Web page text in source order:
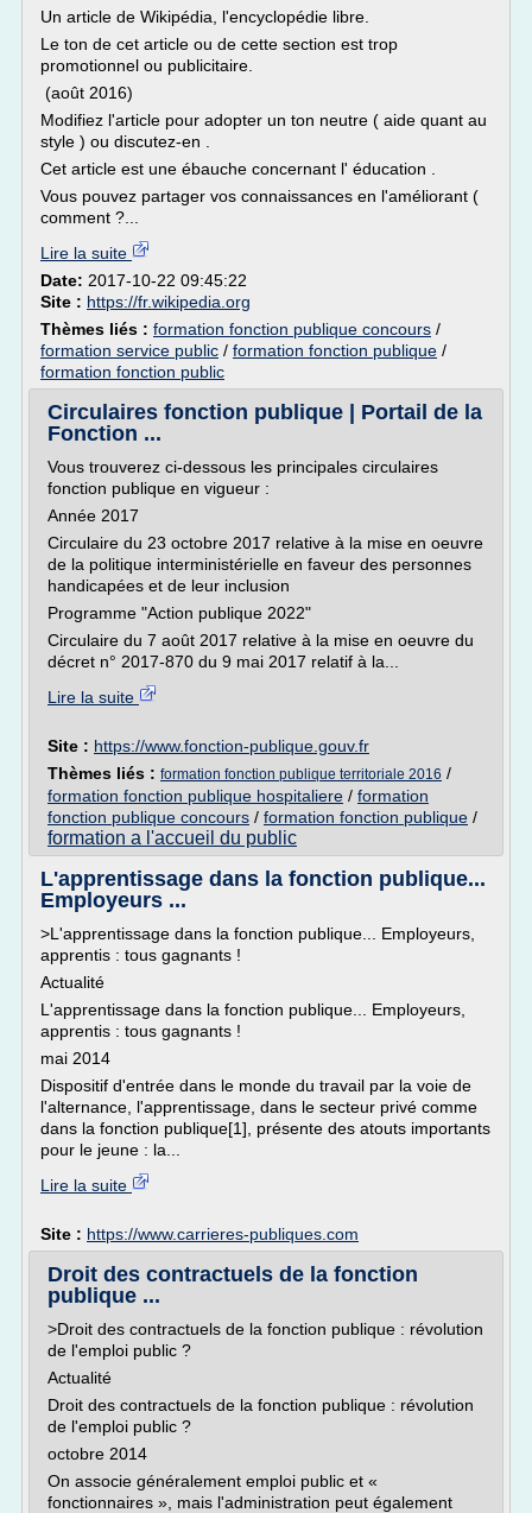
Un article de Wikipédia, l'encyclopédie libre.
Le ton de cet article ou de cette section est trop
promotionnel ou publicitaire.
(août 2016)
Modifiez l'article pour adopter un ton neutre ( aide quant au
style ) ou discutez-en .
Cet article est une ébauche concernant l' éducation .
Vous pouvez partager vos connaissances en l'améliorant (
comment ?...
Lire la suite
Date: 2017-10-22 09:45:22
Site : https://fr.wikipedia.org
Thèmes liés : formation fonction publique concours /
formation service public / formation fonction publique /
formation fonction public
Circulaires fonction publique | Portail de la
Fonction ...
Vous trouverez ci-dessous les principales circulaires
fonction publique en vigueur :
Année 2017
Circulaire du 23 octobre 2017 relative à la mise en oeuvre
de la politique interministérielle en faveur des personnes
handicapées et de leur inclusion
Programme "Action publique 2022"
Circulaire du 7 août 2017 relative à la mise en oeuvre du
décret n° 2017-870 du 9 mai 2017 relatif à la...
Lire la suite
Site : https://www.fonction-publique.gouv.fr
Thèmes liés : formation fonction publique territoriale 2016 /
formation fonction publique hospitaliere / formation
fonction publique concours / formation fonction publique /
formation a l'accueil du public
L'apprentissage dans la fonction publique...
Employeurs ...
>L'apprentissage dans la fonction publique... Employeurs,
apprentis : tous gagnants !
Actualité
L'apprentissage dans la fonction publique... Employeurs,
apprentis : tous gagnants !
mai 2014
Dispositif d'entrée dans le monde du travail par la voie de
l'alternance, l'apprentissage, dans le secteur privé comme
dans la fonction publique[1], présente des atouts importants
pour le jeune : la...
Lire la suite
Site : https://www.carrieres-publiques.com
Droit des contractuels de la fonction
publique ...
>Droit des contractuels de la fonction publique : révolution
de l'emploi public ?
Actualité
Droit des contractuels de la fonction publique : révolution
de l'emploi public ?
octobre 2014
On associe généralement emploi public et «
fonctionnaires », mais l'administration peut également